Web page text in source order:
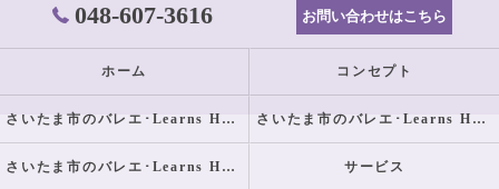
048-607-3616 お問い合わせはこちら
ホーム コンセプト
さいたま市のバレエ･Learns Happilyの口コミ情報 さいたま市のバレエ･Learns Happilyの評判
さいたま市のバレエ･Learns Happilyのお客様の声 サービス